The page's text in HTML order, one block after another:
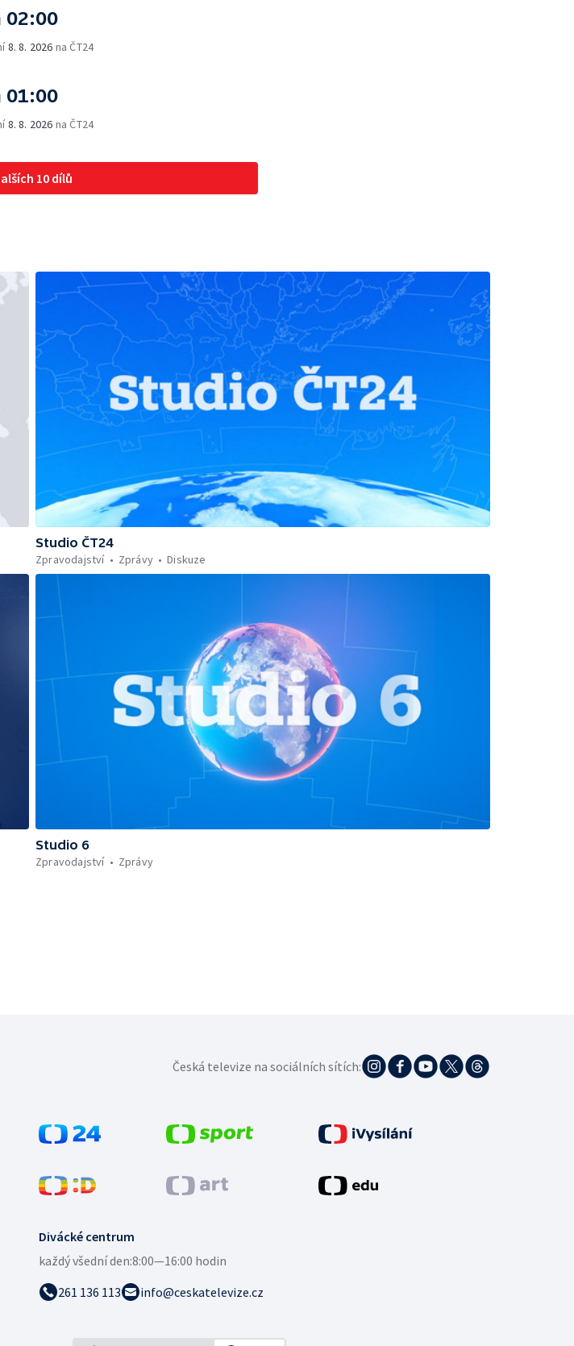
02:00
8. 8. 2026 na ČT24
01:00
8. 8. 2026 na ČT24
10 dílů
Studio ČT24
Zpravodajství
Zprávy Diskuze
Studio 6
Zpravodajství
Zprávy
Divácké centrum
každý všední den:8:00—16:00 hodin
261 136 113
info@ceskatelevize.cz
Česká televize na sociálních sítích: